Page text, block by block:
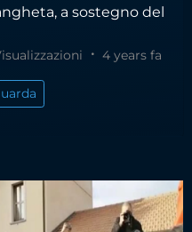
a sostegno del
4 years fa